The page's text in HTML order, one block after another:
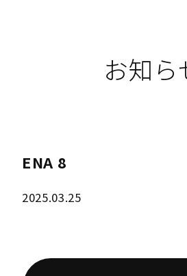
お知ら
ENA 8
2025.03.25